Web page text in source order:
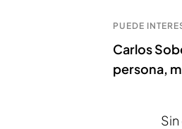
PUEDE
Carlos
persona,